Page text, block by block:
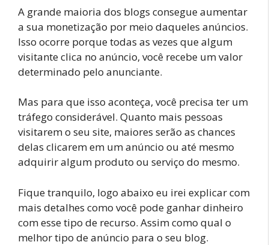
A grande maioria dos blogs consegue aumentar
a sua monetização por meio daqueles anúncios.
Isso ocorre porque todas as vezes que algum
visitante clica no anúncio, você recebe um valor
determinado pelo anunciante.
Mas para que isso aconteça, você precisa ter um
tráfego considerável. Quanto mais pessoas
visitarem o seu site, maiores serão as chances
delas clicarem em um anúncio ou até mesmo
adquirir algum produto ou serviço do mesmo.
Fique tranquilo, logo abaixo eu irei explicar com
mais detalhes como você pode ganhar dinheiro
com esse tipo de recurso. Assim como qual o
melhor tipo de anúncio para o seu blog.